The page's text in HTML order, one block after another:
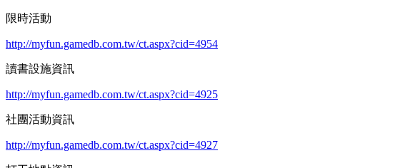
限時活動
http://myfun.gamedb.com.tw/ct.aspx?cid=4954
讀書設施資訊
http://myfun.gamedb.com.tw/ct.aspx?cid=4925
社團活動資訊
http://myfun.gamedb.com.tw/ct.aspx?cid=4927